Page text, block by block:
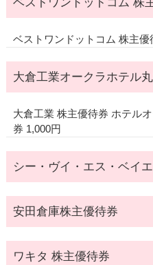
ベストワンドットコム 株主優
大倉工業オークラホテル
大倉工業 株主優待券 ホテル
券 1,000円
シー・ヴイ・エス・ベイ
安田倉庫株主優待券
ワキタ 株主優待券